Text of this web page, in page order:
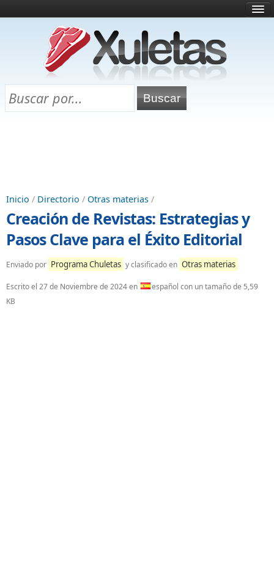
¿Qué es esto?
Directorio
Chuletas para exámenes
Inicio / Directorio / Otras materias /
Creación de Revistas: Estrategias y
Pasos Clave para el Éxito Editorial
Enviado por Programa Chuletas y clasificado en Otras materias
Escrito el 27 de Noviembre de 2024en
español con un tamaño de 5,59
KB